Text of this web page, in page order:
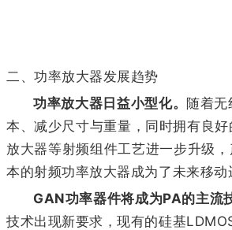
二、功率放大器发展趋势
功率放大器日益小型化。 随着
本、减少尺寸与重量，同时拥有良
放大器等射频组件工艺进一步升级
本的射频功率放大器成为了未来移
GAN功率器件将成为PA的主流
技术出现新要求，现有的硅基